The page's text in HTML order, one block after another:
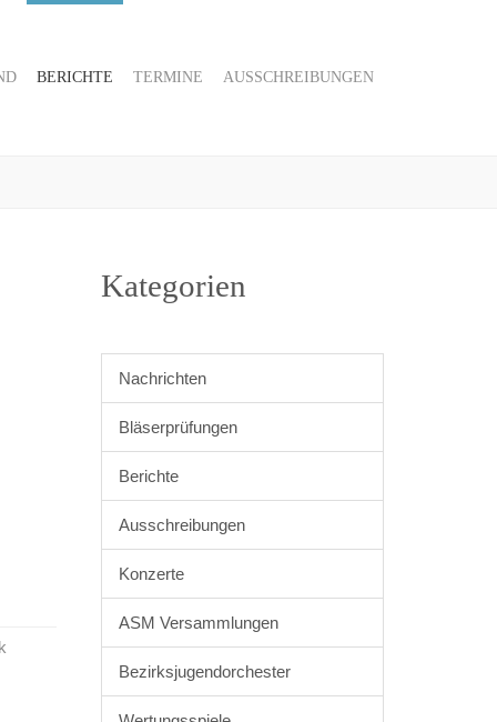
BERICHTE TERMINE AUSSCHREIBUNGEN
Kategorien
Nachrichten
Bläserprüfungen
Berichte
Ausschreibungen
Konzerte
ASM Versammlungen
Bezirksjugendorchester